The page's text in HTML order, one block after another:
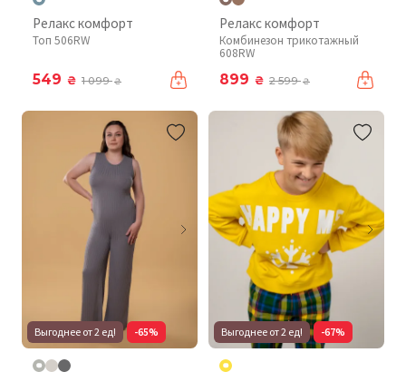
Релакс комфорт
Топ 506RW
549 ₴ 1 099₴
Релакс комфорт
Комбинезон трикотажный
608RW
899 ₴ 2 599₴
Выгоднее от 2 ед! -65% Выгоднее от 2 ед! -67%